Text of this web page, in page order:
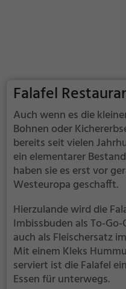
Falafel
Auch wenn es die
Bohnen oder
bereits seit vielen
ein elementarer
haben sie es erst vor
Westeuropa geschafft.
Hierzulande wird die
Imbissbuden als To-
auch als Fleischersatz
Mit einem Kleks
serviert ist die Falafel
Essen für unterwegs.